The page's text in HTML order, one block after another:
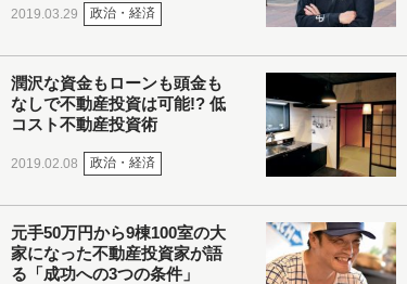
2019.03.29 政治・経済
潤沢な資金もローンも頭金も
なしで不動産投資は可能!? 低
コスト不動産投資術
2019.02.08 政治・経済
元手50万円から9棟100室の大
家になった不動産投資家が語
る「成功への3つの条件」